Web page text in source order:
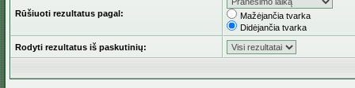
Rūšiuoti rezultatus pagal:
Mažėjančia tvarka
Didėjančia tvarka
Rodyti rezultatus iš paskutinių: